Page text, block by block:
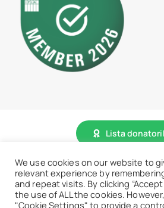
Lista
© 2026 • BCU „Carol I” - Toate
We use cookies on our website to
relevant experience by
and repeat visits. By clicking
the use of ALL the cookies.
"Cookie Settings" to provide a